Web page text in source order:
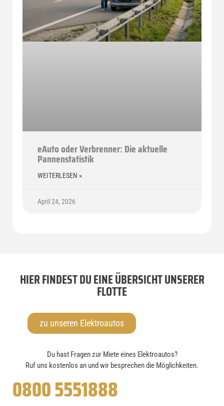
eAuto oder Verbrenner: Die aktuelle
Pannenstatistik
WEITERLESEN »
April 24, 2026
HIER FINDEST DU EINE ÜBERSICHT UNSERER
FLOTTE
zu unseren Elektroautos
Du hast Fragen zur Miete eines Elektroautos?
Ruf uns kostenlos an und wir besprechen die Möglichkeiten.
0800 5551888